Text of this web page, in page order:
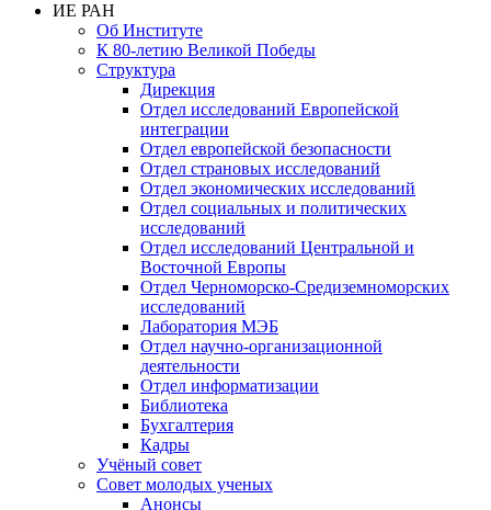
ИЕ РАН
Об Институте
К 80-летию Великой Победы
Структура
Дирекция
Отдел исследований Европейской
интеграции
Отдел европейской безопасности
Отдел страновых исследований
Отдел экономических исследований
Отдел социальных и политических
исследований
Отдел исследований Центральной и
Восточной Европы
Отдел Черноморско-Средиземноморских
исследований
Лаборатория МЭБ
Отдел научно-организационной
деятельности
Отдел информатизации
Библиотека
Бухгалтерия
Кадры
Учёный совет
Совет молодых ученых
Анонсы